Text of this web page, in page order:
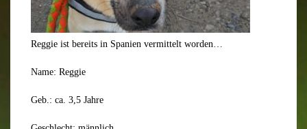
Reggie ist bereits in Spanien vermittelt worden…
Name: Reggie
Geb.: ca. 3,5 Jahre